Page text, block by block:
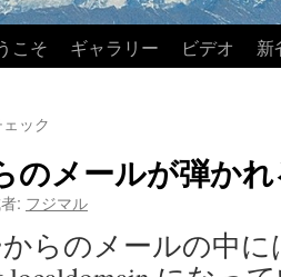
こそ ギャラリー ビデオ 新
ック
のメールが弾か
: フジマル
らのメールの中に